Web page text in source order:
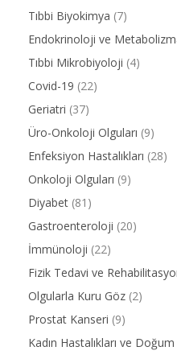
Tıbbi Biyokimya (7)
Endokrinoloji ve
Tıbbi Mikrobiyoloji (4)
Covid-19 (22)
Geriatri (37)
Üro-Onkoloji Olguları (9)
Enfeksiyon Hastalıkları (28)
Onkoloji Olguları (9)
Diyabet (81)
Gastroenteroloji (20)
İmmünoloji (22)
Fizik Tedavi ve
Olgularla Kuru Göz (2)
Prostat Kanseri (9)
Kadın Hastalıkları ve Doğum